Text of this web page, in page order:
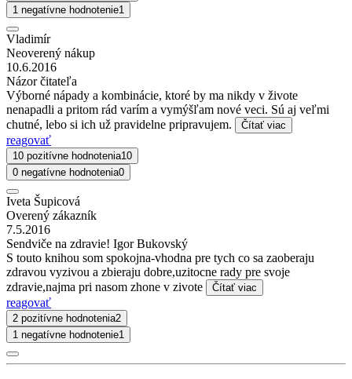
1 negatívne hodnotenie1
Vladimír
Neoverený nákup
10.6.2016
Názor čitateľa
Výborné nápady a kombinácie, ktoré by ma nikdy v živote
nenapadli a pritom rád varím a vymýšľam nové veci. Sú aj veľmi
chutné, lebo si ich už pravidelne pripravujem.
Čítať viac
reagovať
10 pozitívne hodnotenia10
0 negatívne hodnotenia0
Iveta Šupicová
Overený zákazník
7.5.2016
Sendviče na zdravie! Igor Bukovský
S touto knihou som spokojna-vhodna pre tych co sa zaoberaju
zdravou vyzivou a zbieraju dobre,uzitocne rady pre svoje
zdravie,najma pri nasom zhone v zivote
Čítať viac
reagovať
2 pozitívne hodnotenia2
1 negatívne hodnotenie1